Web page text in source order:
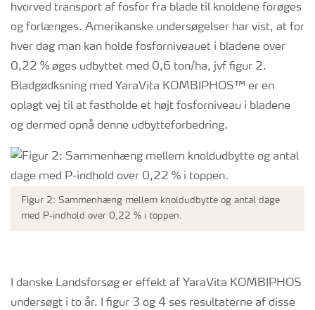
hvorved transport af fosfor fra blade til knoldene forøges
og forlænges. Amerikanske undersøgelser har vist, at for
hver dag man kan holde fosforniveauet i bladene over
0,22 % øges udbyttet med 0,6 ton/ha, jvf figur 2.
Bladgødksning med YaraVita KOMBIPHOS™ er en
oplagt vej til at fastholde et højt fosforniveau i bladene
og dermed opnå denne udbytteforbedring.
Figur 2: Sammenhæng mellem knoldudbytte og antal dage
med P-indhold over 0,22 % i toppen.
I danske Landsforsøg er effekt af YaraVita KOMBIPHOS
undersøgt i to år. I figur 3 og 4 ses resultaterne af disse